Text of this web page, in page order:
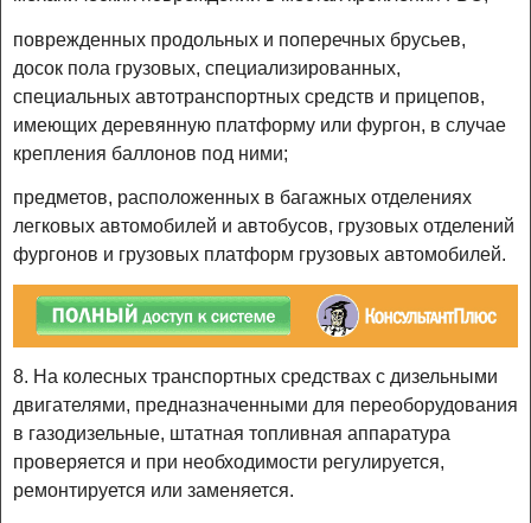
поврежденных продольных и поперечных брусьев,
досок пола грузовых, специализированных,
специальных автотранспортных средств и прицепов,
имеющих деревянную платформу или фургон, в случае
крепления баллонов под ними;
предметов, расположенных в багажных отделениях
легковых автомобилей и автобусов, грузовых отделений
фургонов и грузовых платформ грузовых автомобилей.
8. На колесных транспортных средствах с дизельными
двигателями, предназначенными для переоборудования
в газодизельные, штатная топливная аппаратура
проверяется и при необходимости регулируется,
ремонтируется или заменяется.